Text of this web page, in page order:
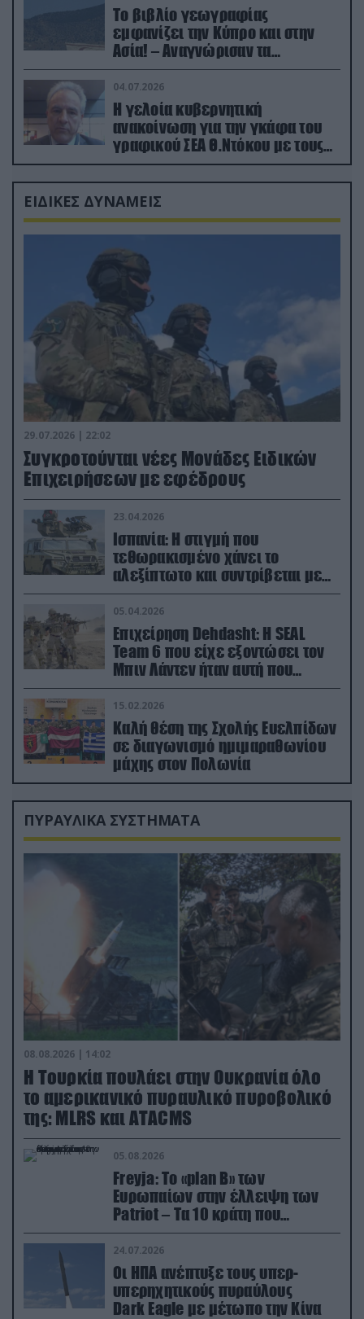
Το βιβλίο γεωγραφίας
εμφανίζει την Κύπρο και στην
Ασία! – Αναγνώρισαν τα
κατεχόμενα; (φωτο)
04.07.2026
Η γελοία κυβερνητική
ανακοίνωση για την γκάφα του
γραφικού ΣΕΑ Θ.Ντόκου με τους
Ρώσους φαρσέρ
ΕΙΔΙΚΕΣ ΔΥΝΑΜΕΙΣ
29.07.2026 | 22:02
Συγκροτούνται νέες Μονάδες Ειδικών
Επιχειρήσεων με εφέδρους
23.04.2026
Ισπανία: Η στιγμή που
τεθωρακισμένο χάνει το
αλεξίπτωτο και συντρίβεται με
ορμή στο έδαφος (βίντεο)
05.04.2026
Επιχείρηση Dehdasht: Η SEAL
Team 6 που είχε εξοντώσει τον
Μπιν Λάντεν ήταν αυτή που
διέσωσε τον πιλότο του F-15
15.02.2026
Καλή θέση της Σχολής Ευελπίδων
σε διαγωνισμό ημιμαραθωνίου
μάχης στον Πολωνία
ΠΥΡΑΥΛΙΚΑ ΣΥΣΤΗΜΑΤΑ
08.08.2026 | 14:02
Η Τουρκία πουλάει στην Ουκρανία όλο
το αμερικανικό πυραυλικό πυροβολικό
της: MLRS και ΑΤΑCMS
05.08.2026
Freyja: Το «plan Β» των
Ευρωπαίων στην έλλειψη των
Patriot – Τα 10 κράτη που
συμμετέχουν στο δίκτυο
συνεργασίας
24.07.2026
Οι ΗΠΑ ανέπτυξε τους υπερ-
υπερηχητικούς πυραύλους
Dark Eagle με μέτωπο την Κίνα